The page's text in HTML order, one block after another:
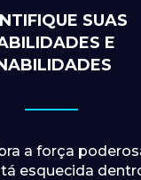
SUAS
E
a força
esquecida